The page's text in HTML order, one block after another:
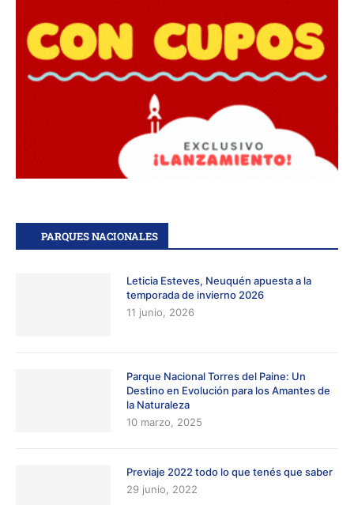
PARQUES NACIONALES
Leticia Esteves, Neuquén apuesta a la
temporada de invierno 2026
11 junio, 2026
Parque Nacional Torres del Paine: Un
Destino en Evolución para los Amantes de
la Naturaleza
10 marzo, 2025
Previaje 2022 todo lo que tenés que saber
29 junio, 2022